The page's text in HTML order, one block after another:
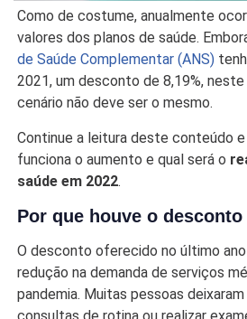
Como de costume, anualmente
valores dos planos de saúde.
de Saúde Complementar (ANS)
2021, um desconto de 8,19%,
cenário não deve ser o mesmo.
Continue a leitura deste conteúdo
funciona o aumento e qual será o
saúde em 2022.
Por que houve o desconto
O desconto oferecido no último
redução na demanda de serviços
pandemia. Muitas pessoas